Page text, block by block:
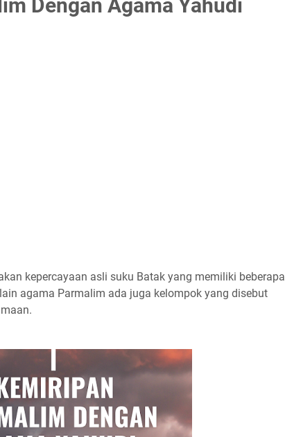
Dengan Agama Yahudi
kepercayaan asli suku Batak yang memiliki beberapa
agama Parmalim ada juga kelompok yang disebut